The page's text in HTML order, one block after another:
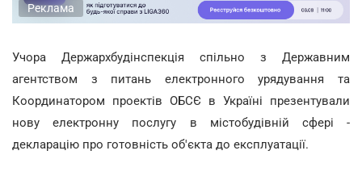
Реклама
Учора Держархбудінспекція спільно з Державним
агентством з питань електронного урядування та
Координатором проектів ОБСЄ в Україні презентували
нову електронну послугу в містобудівній сфері -
декларацію про готовність об'єкта до експлуатації.